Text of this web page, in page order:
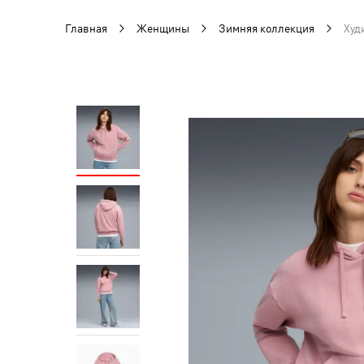
Главная Женщины Зимняя коллекция